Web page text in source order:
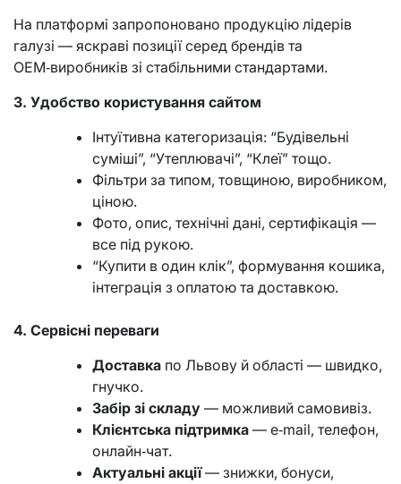
На платформі запропоновано продукцію лідерів
галузі — яскраві позиції серед брендів та
OEM‑виробників зі стабільними стандартами.
3. Удобство користування сайтом
Інтуїтивна категоризація: “Будівельні
суміші”, “Утеплювачі”, “Клеї” тощо.
Фільтри за типом, товщиною, виробником,
ціною.
Фото, опис, технічні дані, сертифікація —
все під рукою.
“Купити в один клік”, формування кошика,
інтеграція з оплатою та доставкою.
4. Сервісні переваги
Доставка по Львову й області — швидко,
гнучко.
Забір зі складу — можливий самовивіз.
Клієнтська підтримка — e‑mail, телефон,
онлайн‑чат.
Актуальні акції— знижки, бонуси,